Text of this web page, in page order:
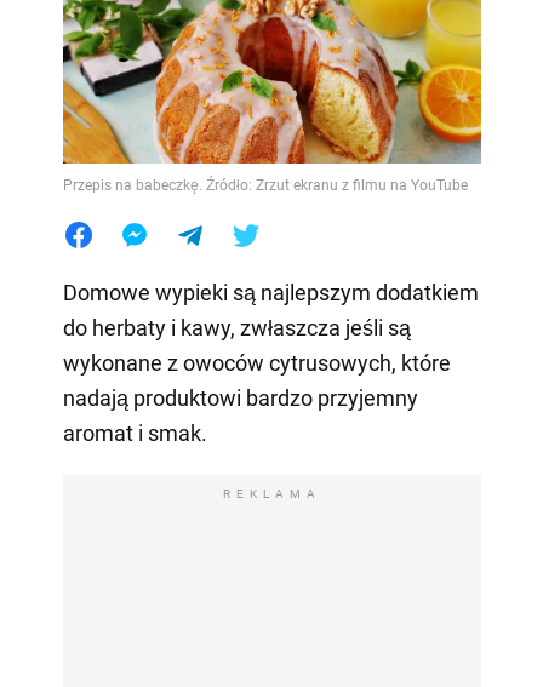
Przepis na babeczkę. Źródło: Zrzut ekranu z filmu na YouTube
Domowe wypieki są najlepszym dodatkiem
do herbaty i kawy, zwłaszcza jeśli są
wykonane z owoców cytrusowych, które
nadają produktowi bardzo przyjemny
aromat i smak.
REKLAMA